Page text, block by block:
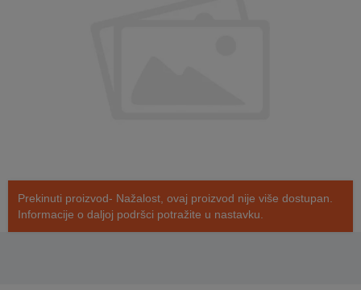
Prekinuti proizvod- Nažalost, ovaj proizvod nije više dostupan.
Informacije o daljoj podršci potražite u nastavku.